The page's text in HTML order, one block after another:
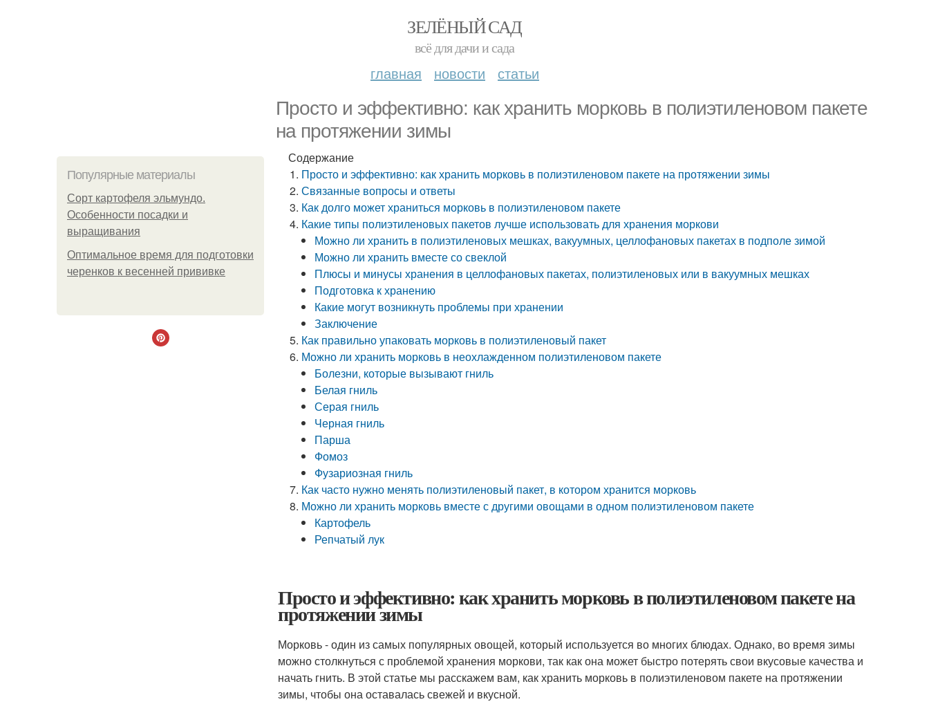
ЗЕЛЁНЫЙ САД
всё для дачи и сада
главная новости статьи
Просто и эффективно: как хранить морковь в полиэтиленовом пакете
на протяжении зимы
Популярные материалы
Сорт картофеля эльмундо.
Особенности посадки и
выращивания
Оптимальное время для подготовки
черенков к весенней прививке
Содержание
Просто и эффективно: как хранить морковь в полиэтиленовом пакете на протяжении зимы
Связанные вопросы и ответы
Как долго может храниться морковь в полиэтиленовом пакете
Какие типы полиэтиленовых пакетов лучше использовать для хранения моркови
Можно ли хранить в полиэтиленовых мешках, вакуумных, целлофановых пакетах в подполе зимой
Можно ли хранить вместе со свеклой
Плюсы и минусы хранения в целлофановых пакетах, полиэтиленовых или в вакуумных мешках
Подготовка к хранению
Какие могут возникнуть проблемы при хранении
Заключение
Как правильно упаковать морковь в полиэтиленовый пакет
Можно ли хранить морковь в неохлажденном полиэтиленовом пакете
Болезни, которые вызывают гниль
Белая гниль
Серая гниль
Черная гниль
Парша
Фомоз
Фузариозная гниль
Как часто нужно менять полиэтиленовый пакет, в котором хранится морковь
Можно ли хранить морковь вместе с другими овощами в одном полиэтиленовом пакете
Картофель
Репчатый лук
Просто и эффективно: как хранить морковь в полиэтиленовом пакете на
протяжении зимы
Морковь - один из самых популярных овощей, который используется во многих блюдах. Однако, во время зимы
можно столкнуться с проблемой хранения моркови, так как она может быстро потерять свои вкусовые качества и
начать гнить. В этой статье мы расскажем вам, как хранить морковь в полиэтиленовом пакете на протяжении
зимы, чтобы она оставалась свежей и вкусной.